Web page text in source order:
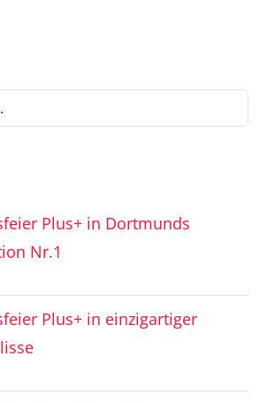
Plus+ in Dortmunds
Nr.1
Plus+ in einzigartiger